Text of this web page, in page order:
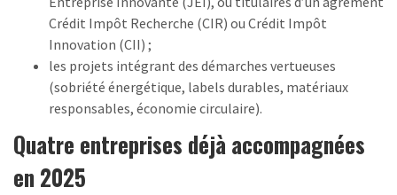
Crédit Impôt Recherche (CIR) ou Crédit Impôt
Innovation (CII) ;
les projets intégrant des démarches vertueuses
(sobriété énergétique, labels durables, matériaux
responsables, économie circulaire).
Quatre entreprises déjà accompagnées
en 2025